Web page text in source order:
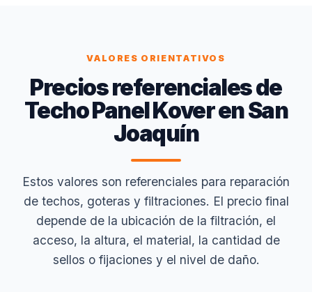
VALORES ORIENTATIVOS
Precios referenciales de
Techo Panel Kover en San
Joaquín
Estos valores son referenciales para reparación
de techos, goteras y filtraciones. El precio final
depende de la ubicación de la filtración, el
acceso, la altura, el material, la cantidad de
sellos o fijaciones y el nivel de daño.